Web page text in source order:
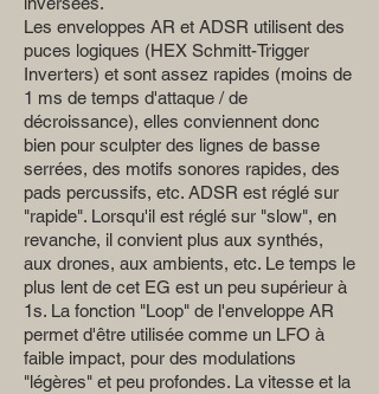
Les enveloppes AR et ADSR utilisent des
puces logiques (HEX Schmitt-Trigger
Inverters) et sont assez rapides (moins de
1 ms de temps d'attaque / de
décroissance), elles conviennent donc
bien pour sculpter des lignes de basse
serrées, des motifs sonores rapides, des
pads percussifs, etc. ADSR est réglé sur
"rapide". Lorsqu'il est réglé sur "slow", en
revanche, il convient plus aux synthés,
aux drones, aux ambients, etc. Le temps le
plus lent de cet EG est un peu supérieur à
1s. La fonction "Loop" de l'enveloppe AR
permet d'être utilisée comme un LFO à
faible impact, pour des modulations
"légères" et peu profondes. La vitesse et la